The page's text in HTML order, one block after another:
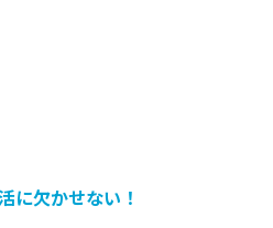
に欠かせない！